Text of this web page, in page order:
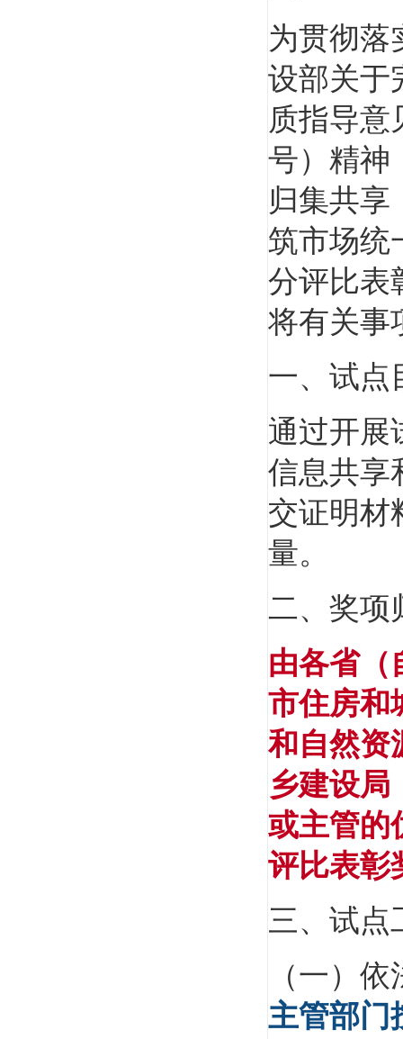
为贯彻落
设部关于
质指导
号）精神
归集共享
筑市场统
分评比表
将有关事
一、试点
通过开展
信息共享
交证明材
量。
二、奖项
由各省（
市住房和
和自然资
乡建设
或主管的
评比表彰
三、试点
（一）
主管部门